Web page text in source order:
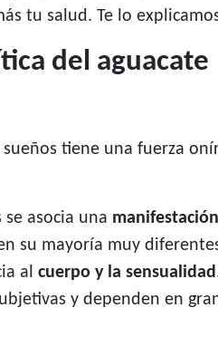
tu salud. Te lo
del aguacate
tiene una fuerza
asocia una
su mayoría muy
al cuerpo y la sensualidad
y dependen en